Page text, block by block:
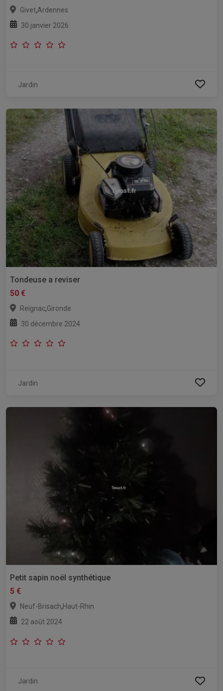
Givet,Ardennes
30 janvier 2026
Jardin
Tondeuse a reviser
50 €
Reignac,Gironde
30 décembre 2024
Jardin
Petit sapin noël synthétique
5 €
Neuf-Brisach,Haut-Rhin
22 août 2024
Jardin